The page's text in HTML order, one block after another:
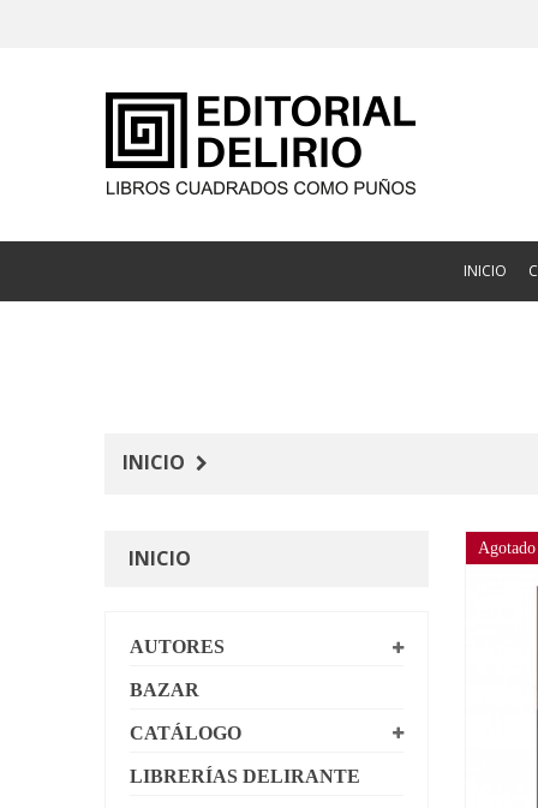
INICIO
INICIO
INICIO
AUTORES
BAZAR
CATÁLOGO
LIBRERÍAS DELIRANTE
Agotado